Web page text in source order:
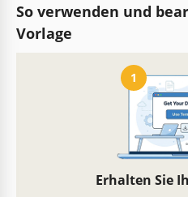
So verwenden und
Vorlage
1
Erhalten Sie